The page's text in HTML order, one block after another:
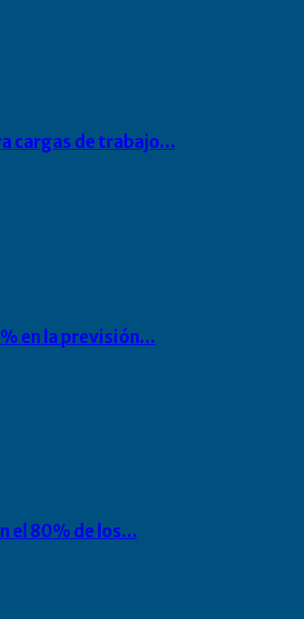
cargas de trabajo…
% en la previsión…
el 80% de los…